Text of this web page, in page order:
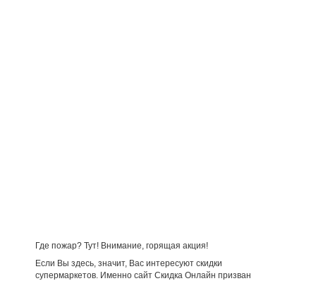
Где пожар? Тут! Внимание, горящая акция!
Если Вы здесь, значит, Вас интересуют скидки
супермаркетов. Именно сайт Скидка Онлайн призван